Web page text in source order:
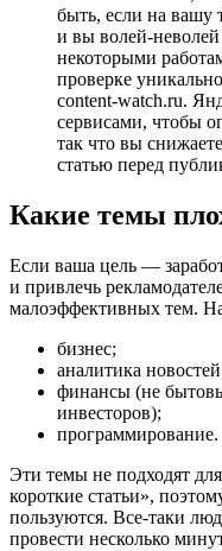
быть, если на вашу
и вы волей-
некоторыми
проверке
content-watch.ru.
сервисами, чтобы
так что вы
статью перед
Какие темы
Если ваша цель —
и привлечь
малоэффективных тем.
бизнес;
аналитика
финансы (не
инвесторов);
программирование.
Эти темы не подходят
короткие статьи»,
пользуются. Все-таки
провести несколько